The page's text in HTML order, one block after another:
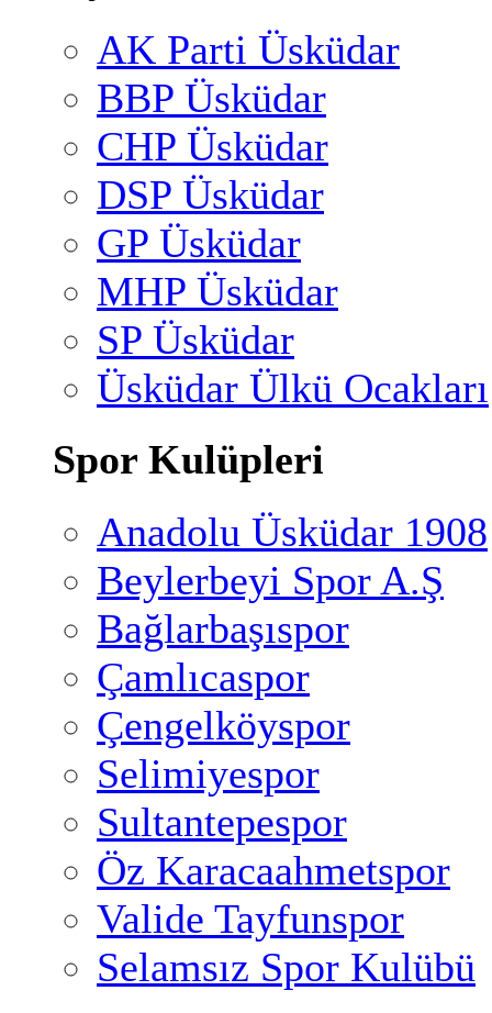
AK Parti Üsküdar
BBP Üsküdar
CHP Üsküdar
DSP Üsküdar
GP Üsküdar
MHP Üsküdar
SP Üsküdar
Üsküdar Ülkü Ocakları
Spor Kulüpleri
Anadolu Üsküdar 1908
Beylerbeyi Spor A.Ş
Bağlarbaşıspor
Çamlıcaspor
Çengelköyspor
Selimiyespor
Sultantepespor
Öz Karacaahmetspor
Valide Tayfunspor
Selamsız Spor Kulübü